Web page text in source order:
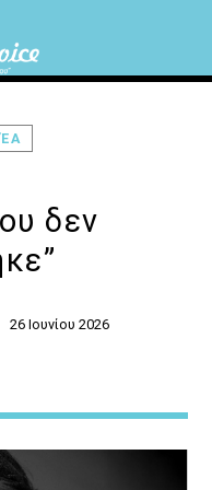
δεν
26 Ιουνίου 2026